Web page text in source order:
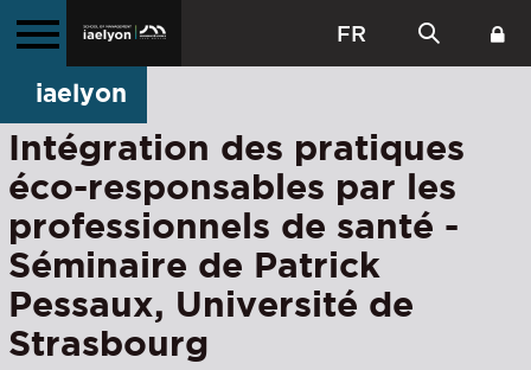
FR
iaelyon
Intégration des pratiques
éco-responsables par les
professionnels de santé -
Séminaire de Patrick
Pessaux, Université de
Strasbourg